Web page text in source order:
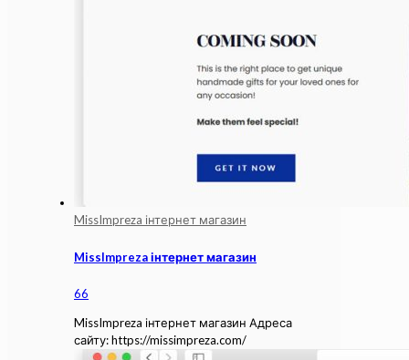
MissImpreza інтернет магазин
MissImpreza інтернет магазин
66
MissImpreza інтернет магазин Адреса
сайту: https://missimpreza.com/